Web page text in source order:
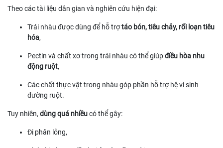
Theo các tài liệu dân gian và nghiên cứu hiện đại:
Trái nhàu được dùng để hỗ trợtáo bón, tiêu chảy, rối loạn tiêu
hóa,
Pectin và chất xơ trong trái nhàu có thể giúpđiều hòa nhu
động ruột,
Các chất thực vật trong nhàu góp phần hỗ trợ hệ vi sinh
đường ruột.
Tuy nhiên, dùng quá nhiềucó thể gây:
Đi phân lỏng,